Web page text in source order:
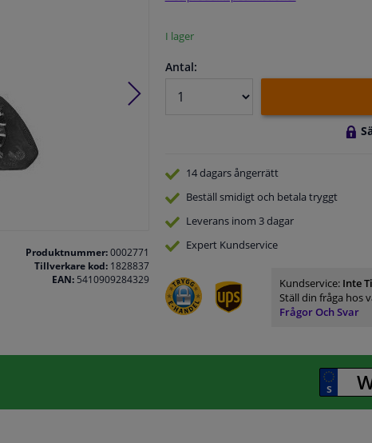
Produktnummer:0002771
Tillverkare kod:1828837
EAN:5410909284329
I lager
Antal:
14 dagarsångerrätt
Beställ smidigt och betala tryggt
Leverans inom 3 dagar
Expert Kundservice
Kundservice: Inte
Ställ din fråga hos
Frågor Och Svar